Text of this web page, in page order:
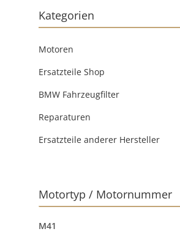
Kategorien
Motoren
Ersatzteile Shop
BMW Fahrzeugfilter
Reparaturen
Ersatzteile anderer Hersteller
Motortyp / Motornummer
M41